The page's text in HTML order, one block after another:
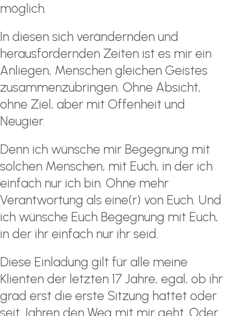
möglich.
In diesen sich verändernden und
herausfordernden Zeiten ist es mir ein
Anliegen, Menschen gleichen Geistes
zusammenzubringen. Ohne Absicht,
ohne Ziel, aber mit Offenheit und
Neugier.
Denn ich wünsche mir Begegnung mit
solchen Menschen, mit Euch, in der ich
einfach nur ich bin. Ohne mehr
Verantwortung als eine(r) von Euch. Und
ich wünsche Euch Begegnung mit Euch,
in der ihr einfach nur ihr seid.
Diese Einladung gilt für alle meine
Klienten der letzten 17 Jahre, egal, ob ihr
grad erst die erste Sitzung hattet oder
seit Jahren den Weg mit mir geht. Oder